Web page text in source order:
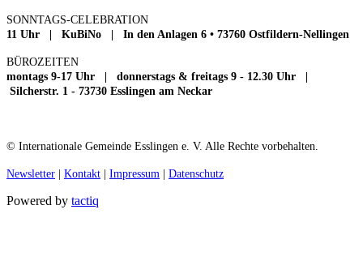
SONNTAGS-CELEBRATION
11 Uhr | KuBiNo | In den Anlagen 6 • 73760 Ostfildern-Nellingen
BÜROZEITEN
montags 9-17 Uhr | donnerstags & freitags 9 - 12.30 Uhr |
Silcherstr. 1 - 73730 Esslingen am Neckar
© Internationale Gemeinde Esslingen e. V. Alle Rechte vorbehalten.
Newsletter | Kontakt | Impressum | Datenschutz
Powered by tactiq